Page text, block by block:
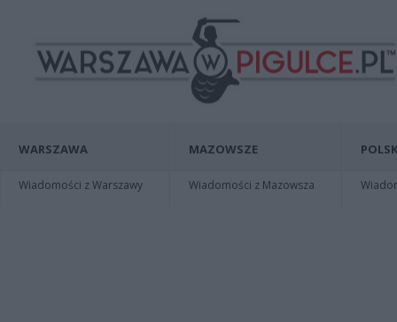
WARSZAWA
Wiadomości z Warszawy
MAZOWSZE
Wiadomości z Mazowsza